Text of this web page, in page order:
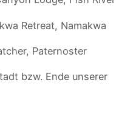
Retreat, Namakwa
Paternoster
bzw. Ende unserer